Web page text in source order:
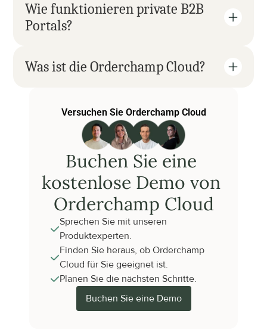
Wie funktionieren private B2B
Portals?
Was ist die Orderchamp Cloud?
Versuchen Sie Orderchamp Cloud
Buchen Sie eine
kostenlose Demo von
Orderchamp Cloud
Sprechen Sie mit unseren
Produktexperten.
Finden Sie heraus, ob Orderchamp
Cloud für Sie geeignet ist.
Planen Sie die nächsten Schritte.
Buchen Sie eine Demo